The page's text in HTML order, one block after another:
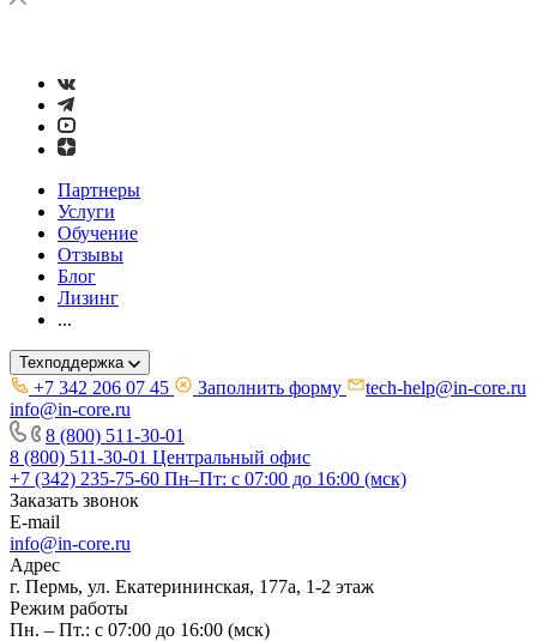
Партнеры
Услуги
Обучение
Отзывы
Блог
Лизинг
...
Техподдержка
+7 342 206 07 45 Заполнить форму
tech-help@in-core.ru
info@in-core.ru
8 (800) 511-30-01
8 (800) 511-30-01 Центральный офис
+7 (342) 235-75-60 Пн–Пт: с 07:00 до 16:00 (мск)
Заказать звонок
E-mail
info@in-core.ru
Адрес
г. Пермь, ул. ​Екатерининская, 177а, ​1-2 этаж
Режим работы
Пн. – Пт.: с 07:00 до 16:00 (мск)